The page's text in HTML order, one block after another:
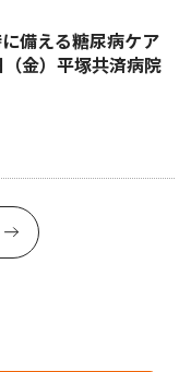
備える糖尿病ケア
金）平塚共済病院